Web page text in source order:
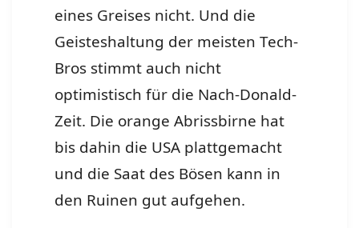
eines Greises nicht. Und die
Geisteshaltung der meisten Tech-
Bros stimmt auch nicht
optimistisch für die Nach-Donald-
Zeit. Die orange Abrissbirne hat
bis dahin die USA plattgemacht
und die Saat des Bösen kann in
den Ruinen gut aufgehen.